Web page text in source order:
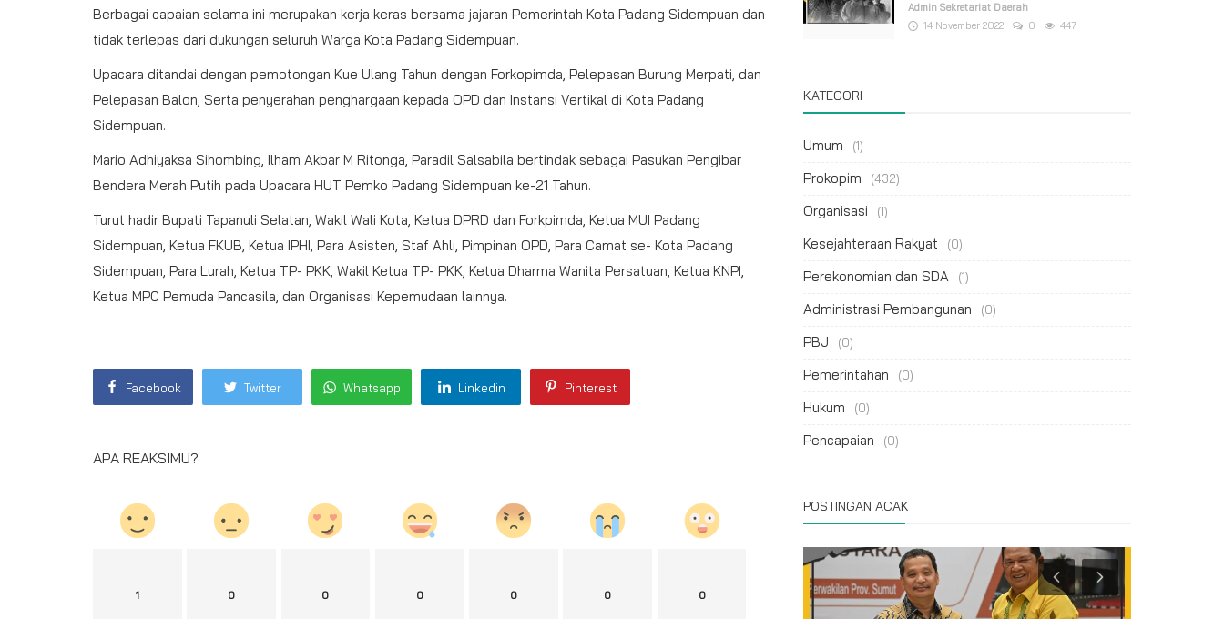
Berbagai capaian selama ini merupakan kerja keras bersama jajaran Pemerintah Kota Padang Sidempuan dan
tidak terlepas dari dukungan seluruh Warga Kota Padang Sidempuan.
Upacara ditandai dengan pemotongan Kue Ulang Tahun dengan Forkopimda, Pelepasan Burung Merpati, dan
Pelepasan Balon, Serta penyerahan penghargaan kepada OPD dan Instansi Vertikal di Kota Padang
Sidempuan.
Mario Adhiyaksa Sihombing, Ilham Akbar M Ritonga, Paradil Salsabila bertindak sebagai Pasukan Pengibar
Bendera Merah Putih pada Upacara HUT Pemko Padang Sidempuan ke-21 Tahun.
Turut hadir Bupati Tapanuli Selatan, Wakil Wali Kota, Ketua DPRD dan Forkpimda, Ketua MUI Padang
Sidempuan, Ketua FKUB, Ketua IPHI, Para Asisten, Staf Ahli, Pimpinan OPD, Para Camat se- Kota Padang
Sidempuan, Para Lurah, Ketua TP- PKK, Wakil Ketua TP- PKK, Ketua Dharma Wanita Persatuan, Ketua KNPI,
Ketua MPC Pemuda Pancasila, dan Organisasi Kepemudaan lainnya.
Facebook Twitter Whatsapp Linkedin Pinterest
APA REAKSIMU?
1 0 0 0 0 0 0
Admin Sekretariat Daerah
14 November 2022
0 447
KATEGORI
Umum (1)
Prokopim (432)
Organisasi (1)
Kesejahteraan Rakyat (0)
Perekonomian dan SDA (1)
Administrasi Pembangunan (0)
PBJ (0)
Pemerintahan (0)
Hukum (0)
Pencapaian (0)
POSTINGAN ACAK